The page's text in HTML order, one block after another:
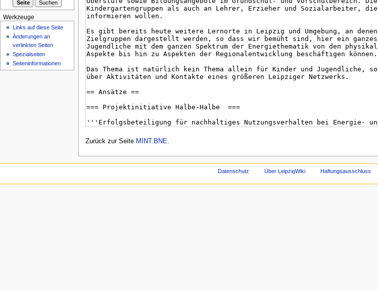
Zurück zur Seite MINT.BNE.
Werkzeuge
Links auf diese Seite
Änderungen an
verlinkten Seiten
Spezialseiten
Seiten­informationen
Datenschutz Über LeipzigWiki Haftungsausschluss